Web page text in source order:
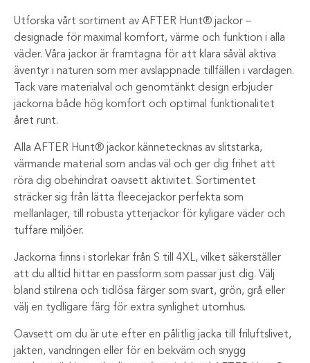
Utforska vårt sortiment av AFTER Hunt® jackor –
designade för maximal komfort, värme och funktion i alla
väder. Våra jackor är framtagna för att klara såväl aktiva
äventyr i naturen som mer avslappnade tillfällen i vardagen.
Tack vare materialval och genomtänkt design erbjuder
jackorna både hög komfort och optimal funktionalitet
året runt.
Alla AFTER Hunt® jackor kännetecknas av slitstarka,
värmande material som andas väl och ger dig frihet att
röra dig obehindrat oavsett aktivitet. Sortimentet
sträcker sig från lätta fleecejackor perfekta som
mellanlager, till robusta ytterjackor för kyligare väder och
tuffare miljöer.
Jackorna finns i storlekar från S till 4XL, vilket säkerställer
att du alltid hittar en passform som passar just dig. Välj
bland stilrena och tidlösa färger som svart, grön, grå eller
välj en tydligare färg för extra synlighet utomhus.
Oavsett om du är ute efter en pålitlig jacka till friluftslivet,
jakten, vandringen eller för en bekväm och snygg